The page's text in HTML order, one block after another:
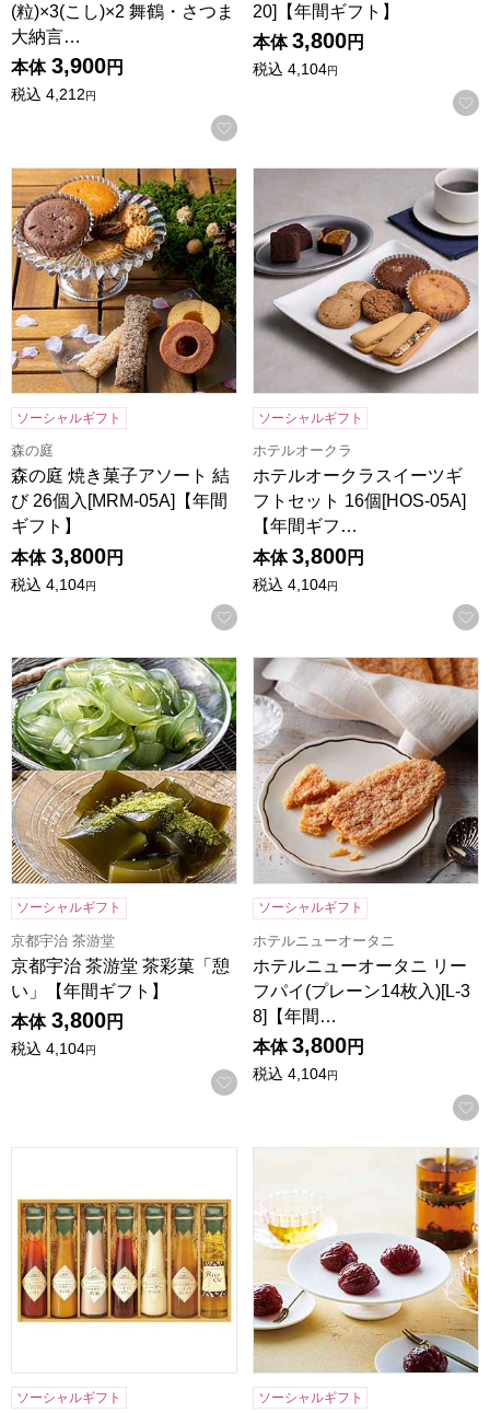
(粒)×3(こし)×2 舞鶴・さつま
大納言…
本体 3,900円
税込 4,212円
お気に入りに登録する
20]【年間ギフト】
本体 3,800円
税込 4,104円
森の庭 焼き菓子アソート 結び 26個入[MRM-05A]【年間ギフ
ソーシャルギフト
森の庭
森の庭 焼き菓子アソート 結
び 26個入[MRM-05A]【年間
ギフト】
本体 3,800円
税込 4,104円
お気に入りに登録する
ホテルオークラスイーツギ
ソーシャルギフト
ホテルオークラ
ホテルオークラスイーツギ
フトセット 16個[HOS-05A]
【年間ギフ…
本体 3,800円
税込 4,104円
京都宇治 茶游堂 茶彩菓「憩い」【年間ギフト】
ソーシャルギフト
京都宇治 茶游堂
京都宇治 茶游堂 茶彩菓「憩
い」【年間ギフト】
本体 3,800円
税込 4,104円
お気に入りに登録する
ホテルニューオータニ リー
ソーシャルギフト
ホテルニューオータニ
ホテルニューオータニ リー
フパイ(プレーン14枚入)[L-3
8]【年間…
本体 3,800円
税込 4,104円
飛騨高山ファクトリー 〜食菜味〜すこやかドレッシングギ
ソーシャルギフト
東京風月堂 マロングラッセ
ソーシャルギフト